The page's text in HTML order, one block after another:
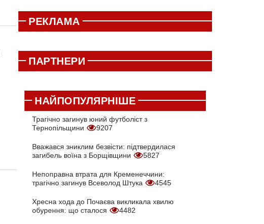
РЕКЛАМА
ПАРТНЕРИ
НАЙПОПУЛЯРНІШЕ
Трагічно загинув юний футболіст з
Тернопільщини
9207
Вважався зниклим безвісти: підтвердилася
загибель воїна з Борщівщини
5827
Непоправна втрата для Кременеччини:
трагічно загинув Всеволод Штука
4545
Хресна хода до Почаєва викликала хвилю
обурення: що сталося
4482